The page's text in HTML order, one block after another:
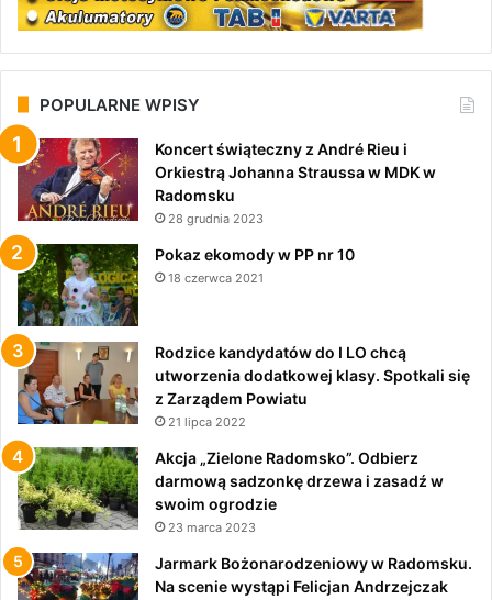
POPULARNE WPISY
Koncert świąteczny z André Rieu i
Orkiestrą Johanna Straussa w MDK w
Radomsku
28 grudnia 2023
Pokaz ekomody w PP nr 10
18 czerwca 2021
Rodzice kandydatów do I LO chcą
utworzenia dodatkowej klasy. Spotkali się
z Zarządem Powiatu
21 lipca 2022
Akcja „Zielone Radomsko”. Odbierz
darmową sadzonkę drzewa i zasadź w
swoim ogrodzie
23 marca 2023
Jarmark Bożonarodzeniowy w Radomsku.
Na scenie wystąpi Felicjan Andrzejczak